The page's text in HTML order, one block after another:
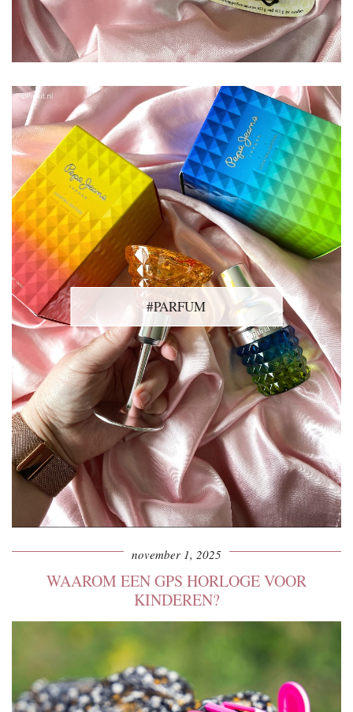
#PARFUM
november 1, 2025
WAAROM EEN GPS HORLOGE VOOR
KINDEREN?